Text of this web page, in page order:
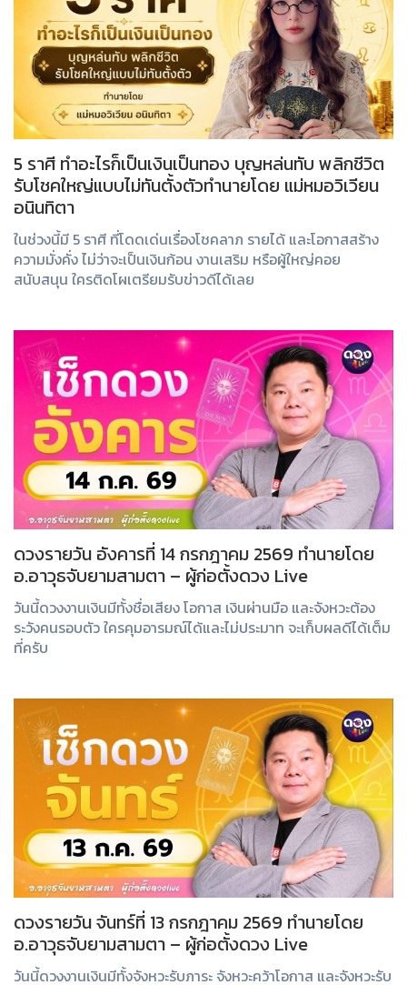
5 ราศี ทำอะไรก็เป็นเงินเป็นทอง บุญหล่นทับ พลิกชีวิต
รับโชคใหญ่แบบไม่ทันตั้งตัวทำนายโดย แม่หมอวิเวียน
อนินทิตา
ในช่วงนี้มี 5 ราศี ที่โดดเด่นเรื่องโชคลาภ รายได้ และโอกาสสร้าง
ความมั่งคั่ง ไม่ว่าจะเป็นเงินก้อน งานเสริม หรือผู้ใหญ่คอย
สนับสนุน ใครติดโผเตรียมรับข่าวดีได้เลย
ดวงรายวัน อังคารที่ 14 กรกฎาคม 2569 ทำนายโดย
อ.อาวุธจับยามสามตา – ผู้ก่อตั้งดวง Live
วันนี้ดวงงานเงินมีทั้งชื่อเสียง โอกาส เงินผ่านมือ และจังหวะต้อง
ระวังคนรอบตัว ใครคุมอารมณ์ได้และไม่ประมาท จะเก็บผลดีได้เต็ม
ที่ครับ
ดวงรายวัน จันทร์ที่ 13 กรกฎาคม 2569 ทำนายโดย
อ.อาวุธจับยามสามตา – ผู้ก่อตั้งดวง Live
วันนี้ดวงงานเงินมีทั้งจังหวะรับภาระ จังหวะคว้าโอกาส และจังหวะรับ